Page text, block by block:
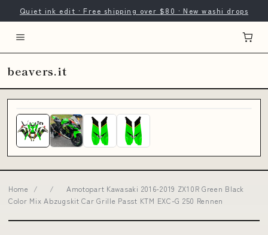
Quiet ink edit · Free shipping over $80 · New washi drops
beavers.it
Home / /
Amotopart Kawasaki 2016-2019 ZX10R Green Black
Color Mix Abzugskit Car Grille Passt KTM EXC-G 250 Rennen